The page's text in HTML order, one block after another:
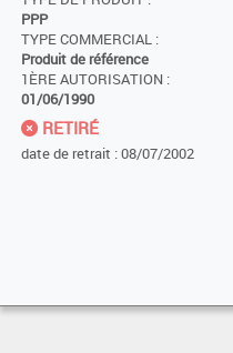
PPP
TYPE COMMERCIAL :
Produit de référence
1ÈRE AUTORISATION :
01/06/1990
RETIRÉ
date de retrait : 08/07/2002